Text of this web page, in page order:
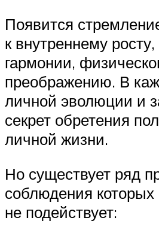
Появится
к внутреннему
гармонии,
преображению. В
личной эволюции и
секрет обретения
личной жизни.
Но существует ряд
соблюдения
не подействует: